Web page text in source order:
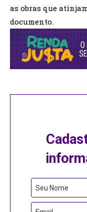
as obras que
documento.
Phone
Number
Seu Nome